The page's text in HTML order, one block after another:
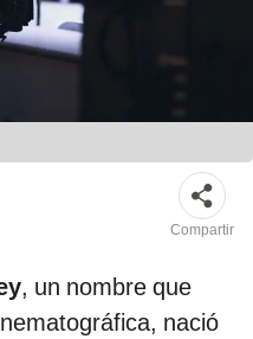
Compartir
, un nombre que
nació